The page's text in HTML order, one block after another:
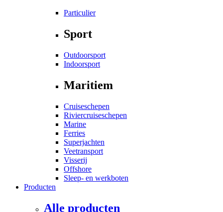
Particulier
Sport
Outdoorsport
Indoorsport
Maritiem
Cruiseschepen
Riviercruiseschepen
Marine
Ferries
Superjachten
Veetransport
Visserij
Offshore
Sleep- en werkboten
Producten
Alle producten